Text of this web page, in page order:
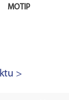
MOTIP
>